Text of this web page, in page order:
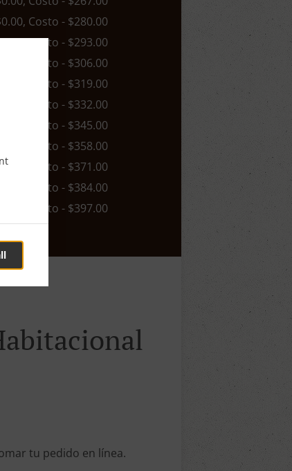
Costo - $280.00
Costo - $293.00
Costo - $306.00
Costo - $319.00
Costo - $332.00
Costo - $345.00
Costo - $358.00
Costo - $371.00
Costo - $384.00
Costo - $397.00
tu pedido en línea.